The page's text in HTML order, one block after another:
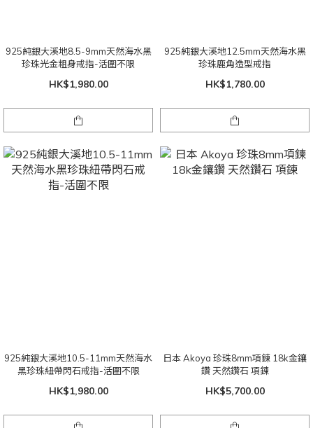
925純銀大溪地8.5-9mm天然海水黑
珍珠光金粗身戒指-活圍不限
HK$1,980.00
925純銀大溪地12.5mm天然海水黑
珍珠鹿角造型戒指
HK$1,780.00
925純銀大溪地10.5-11mm天然海水
黑珍珠紐帶閃石戒指-活圍不限
HK$1,980.00
日本 Akoya 珍珠8mm項鍊 18k金鑲
鑽 天然鑽石 項鍊
HK$5,700.00